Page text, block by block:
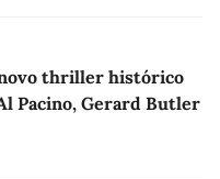
thriller histórico
Pacino, Gerard Butler